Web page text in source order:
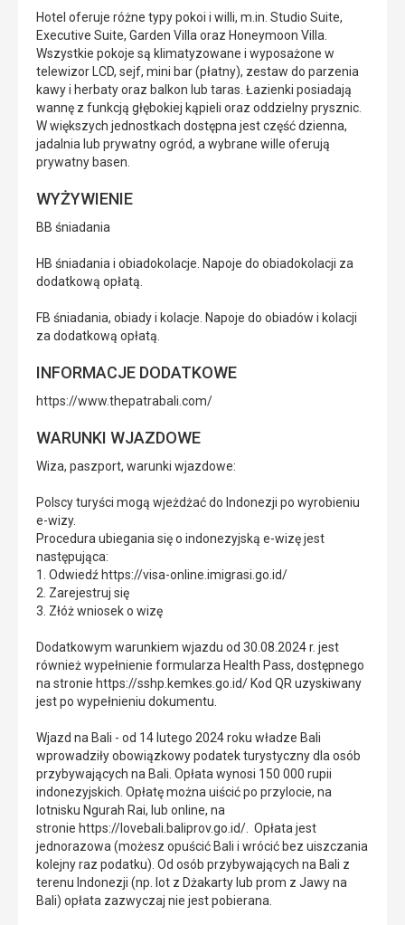
Hotel oferuje różne typy pokoi i willi, m.in. Studio Suite,
Executive Suite, Garden Villa oraz Honeymoon Villa.
Wszystkie pokoje są klimatyzowane i wyposażone w
telewizor LCD, sejf, mini bar (płatny), zestaw do parzenia
kawy i herbaty oraz balkon lub taras. Łazienki posiadają
wannę z funkcją głębokiej kąpieli oraz oddzielny prysznic.
W większych jednostkach dostępna jest część dzienna,
jadalnia lub prywatny ogród, a wybrane wille oferują
prywatny basen.
WYŻYWIENIE
BB śniadania
HB śniadania i obiadokolacje. Napoje do obiadokolacji za
dodatkową opłatą.
FB śniadania, obiady i kolacje. Napoje do obiadów i kolacji
za dodatkową opłatą.
INFORMACJE DODATKOWE
https://www.thepatrabali.com/
WARUNKI WJAZDOWE
Wiza, paszport, warunki wjazdowe:
Polscy turyści mogą wjeżdżać do Indonezji po wyrobieniu
e-wizy.
Procedura ubiegania się o indonezyjską e-wizę jest
następująca:
1. Odwiedź https://visa-online.imigrasi.go.id/
2. Zarejestruj się
3. Złóż wniosek o wizę
Dodatkowym warunkiem wjazdu od 30.08.2024 r. jest
również wypełnienie formularza Health Pass, dostępnego
na stronie https://sshp.kemkes.go.id/ Kod QR uzyskiwany
jest po wypełnieniu dokumentu.
Wjazd na Bali - od 14 lutego 2024 roku władze Bali
wprowadziły obowiązkowy podatek turystyczny dla osób
przybywających na Bali. Opłata wynosi 150 000 rupii
indonezyjskich. Opłatę można uiścić po przylocie, na
lotnisku Ngurah Rai, lub online, na
stronie https://lovebali.baliprov.go.id/. Opłata jest
jednorazowa (możesz opuścić Bali i wrócić bez uiszczania
kolejny raz podatku). Od osób przybywających na Bali z
terenu Indonezji (np. lot z Dżakarty lub prom z Jawy na
Bali) opłata zazwyczaj nie jest pobierana.